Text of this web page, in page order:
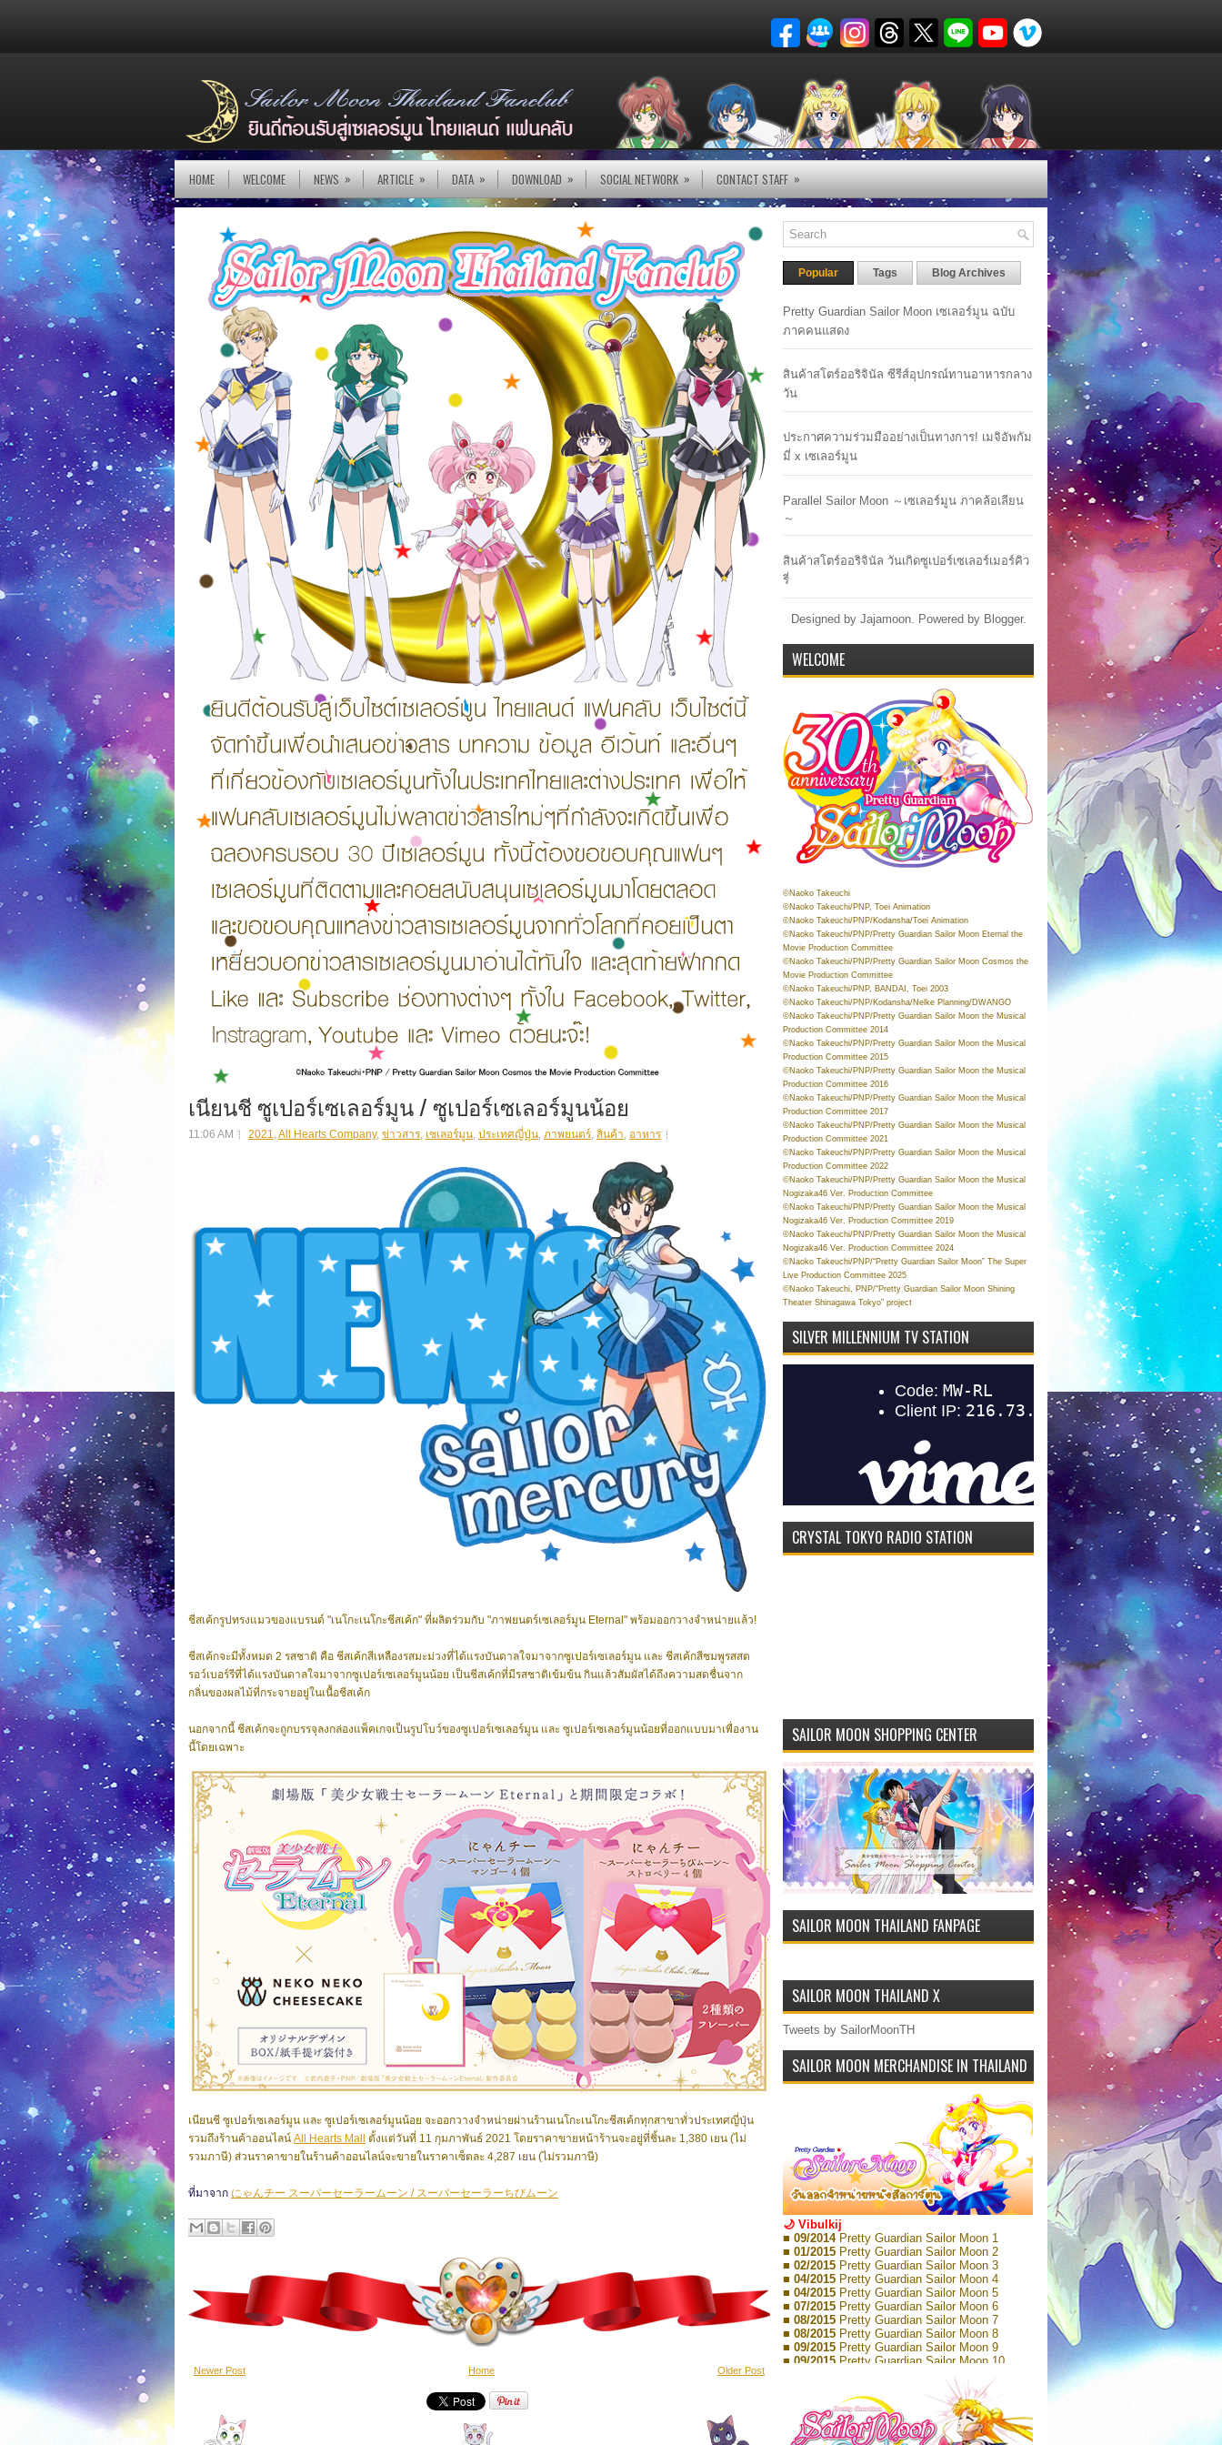
HOME WELCOME NEWS » ARTICLE » DATA » DOWNLOAD » SOCIAL NETWORK » CONTACT STAFF »
เนียนชี ซูเปอร์เซเลอร์มูน / ซูเปอร์เซเลอร์มูนน้อย
11:06 AM 2021,All Hearts Company, ข่าวสาร, เซเลอร์มูน, ประเทศญี่ปุ่น, ภาพยนตร์, สินค้า, อาหาร
ชีสเค้กรูปทรงแมวของแบรนด์ "เนโกะเนโกะชีสเค้ก" ที่ผลิตร่วมกับ "ภาพยนตร์เซเลอร์มูน Eternal" พร้อมออกวางจำหน่ายแล้ว!
ชีสเค้กจะมีทั้งหมด 2 รสชาติ คือ ชีสเค้กสีเหลืองรสมะม่วงที่ได้แรงบันดาลใจมาจากซูเปอร์เซเลอร์มูน และ ชีสเค้กสีชมพูรสสต
รอว์เบอร์รีที่ได้แรงบันดาลใจมาจากซูเปอร์เซเลอร์มูนน้อย เป็นชีสเค้กที่มีรสชาติเข้มข้น กินแล้วสัมผัสได้ถึงความสดชื่นจาก
กลิ่นของผลไม้ที่กระจายอยู่ในเนื้อชีสเค้ก
นอกจากนี้ ชีสเค้กจะถูกบรรจุลงกล่องแพ็คเกจเป็นรูปโบว์ของซูเปอร์เซเลอร์มูน และ ซูเปอร์เซเลอร์มูนน้อยที่ออกแบบมาเพื่องาน
นี้โดยเฉพาะ
เนียนชี ซูเปอร์เซเลอร์มูน และ ซูเปอร์เซเลอร์มูนน้อย จะออกวางจำหน่ายผ่านร้านเนโกะเนโกะชีสเค้กทุกสาขาทั่วประเทศญี่ปุ่น
รวมถึงร้านค้าออนไลน์ All Hearts Mall
ตั้งแต่วันที่ 11 กุมภาพันธ์ 2021 โดยราคาขายหน้าร้านจะอยู่ที่ชิ้นละ 1,380 เยน (ไม่
รวมภาษี) ส่วนราคาขายในร้านค้าออนไลน์จะขายในราคาเซ็ตละ 4,287 เยน (ไม่รวมภาษี)
ที่มาจาก にゃんチー スーパーセーラームーン / スーパーセーラーちびムーン
Newer Post Older Post
Home
Popular Tags Blog Archives
Pretty Guardian Sailor Moon เซเลอร์มูน ฉบับ
ภาคคนแสดง
สินค้าสโตร์ออริจินัล ซีรีส์อุปกรณ์ทานอาหารกลาง
วัน
ประกาศความร่วมมืออย่างเป็นทางการ! เมจิอัพกัม
มี่ x เซเลอร์มูน
Parallel Sailor Moon ～เซเลอร์มูน ภาคล้อเลียน
～
สินค้าสโตร์ออริจินัล วันเกิดซูเปอร์เซเลอร์เมอร์คิว
รี่
Designed by Jajamoon. Powered by Blogger.
WELCOME
©Naoko Takeuchi
©Naoko Takeuchi/PNP, Toei Animation
©Naoko Takeuchi/PNP/Kodansha/Toei Animation
©Naoko Takeuchi/PNP/Pretty Guardian Sailor Moon Eternal the
Movie Production Committee
©Naoko Takeuchi/PNP/Pretty Guardian Sailor Moon Cosmos the
Movie Production Committee
©Naoko Takeuchi/PNP, BANDAI, Toei 2003
©Naoko Takeuchi/PNP/Kodansha/Nelke Planning/DWANGO
©Naoko Takeuchi/PNP/Pretty Guardian Sailor Moon the Musical
Production Committee 2014
©Naoko Takeuchi/PNP/Pretty Guardian Sailor Moon the Musical
Production Committee 2015
©Naoko Takeuchi/PNP/Pretty Guardian Sailor Moon the Musical
Production Committee 2016
©Naoko Takeuchi/PNP/Pretty Guardian Sailor Moon the Musical
Production Committee 2017
©Naoko Takeuchi/PNP/Pretty Guardian Sailor Moon the Musical
Production Committee 2021
©Naoko Takeuchi/PNP/Pretty Guardian Sailor Moon the Musical
Production Committee 2022
©Naoko Takeuchi/PNP/Pretty Guardian Sailor Moon the Musical
Nogizaka46 Ver. Production Committee
©Naoko Takeuchi/PNP/Pretty Guardian Sailor Moon the Musical
Nogizaka46 Ver. Production Committee 2019
©Naoko Takeuchi/PNP/Pretty Guardian Sailor Moon the Musical
Nogizaka46 Ver. Production Committee 2024
©Naoko Takeuchi/PNP/“Pretty Guardian Sailor Moon” The Super
Live Production Committee 2025
©Naoko Takeuchi, PNP/“Pretty Guardian Sailor Moon Shining
Theater Shinagawa Tokyo” project
SILVER MILLENNIUM TV STATION
CRYSTAL TOKYO RADIO STATION
SAILOR MOON SHOPPING CENTER
SAILOR MOON THAILAND FANPAGE
SAILOR MOON THAILAND X
Tweets by SailorMoonTH
SAILOR MOON MERCHANDISE IN THAILAND
🌙 Vibulkij
■ 09/2014 Pretty Guardian Sailor Moon 1
■ 01/2015 Pretty Guardian Sailor Moon 2
■ 02/2015 Pretty Guardian Sailor Moon 3
■ 04/2015 Pretty Guardian Sailor Moon 4
■ 04/2015 Pretty Guardian Sailor Moon 5
■ 07/2015 Pretty Guardian Sailor Moon 6
■ 08/2015 Pretty Guardian Sailor Moon 7
■ 08/2015 Pretty Guardian Sailor Moon 8
■ 09/2015 Pretty Guardian Sailor Moon 9
■ 09/2015 Pretty Guardian Sailor Moon 10
Pretty Guardian Sailor Moon 11
Pretty Guardian Sailor Moon 12
Pretty Guardian Sailor Moon Short
Stories 1
■ 09/2018Pretty Guardian Sailor Moon Short